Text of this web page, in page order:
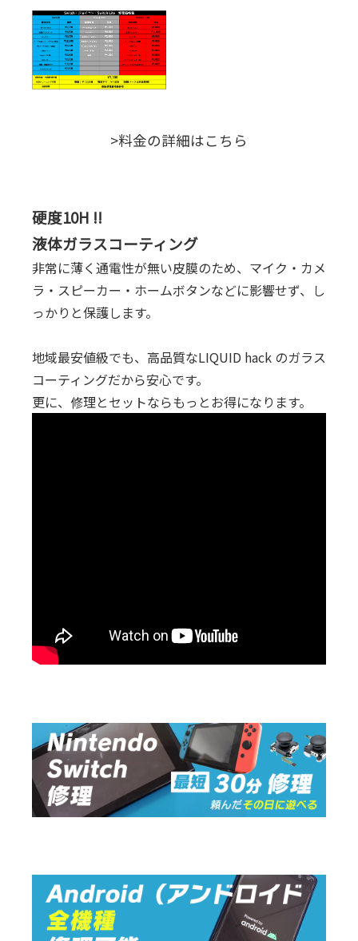
>料金の詳細はこちら
硬度10H !!
液体ガラスコーティング
非常に薄く通電性が無い皮膜のため、マイク・カメ
ラ・スピーカー・ホームボタンなどに影響せず、し
っかりと保護します。
地域最安値級でも、高品質なLIQUID hack のガラス
コーティングだから安心です。
更に、修理とセットならもっとお得になります。